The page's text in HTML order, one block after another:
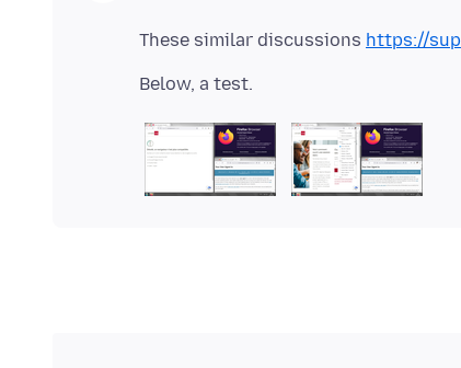
These similar discussions https://